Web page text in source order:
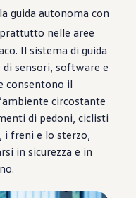
guida autonoma con
nelle aree
Il sistema di guida
sensori, software e
consentono il
circostante
di pedoni, ciclisti
freni e lo sterzo,
in sicurezza e in